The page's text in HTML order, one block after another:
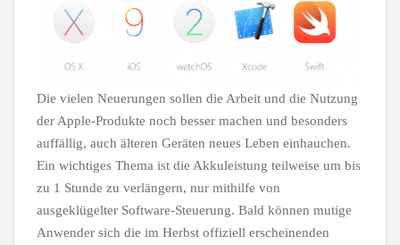
Die vielen Neuerungen sollen die Arbeit und die Nutzung
der Apple-Produkte noch besser machen und besonders
auffällig, auch älteren Geräten neues Leben einhauchen.
Ein wichtiges Thema ist die Akkuleistung teilweise um bis
zu 1 Stunde zu verlängern, nur mithilfe von
ausgeklügelter Software-Steuerung. Bald können mutige
Anwender sich die im Herbst offiziell erscheinenden